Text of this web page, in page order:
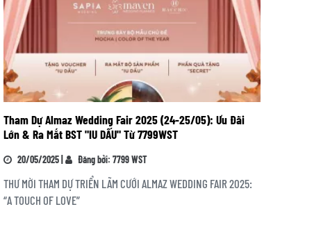
Tham Dự Almaz Wedding Fair 2025 (24-25/05): Ưu Đãi
Lớn & Ra Mắt BST "IU DẤU" Từ 7799WST
20/05/2025 | Đăng bởi: 7799 WST
THƯ MỜI THAM DỰ TRIỂN LÃM CƯỚI ALMAZ WEDDING FAIR 2025:
“A TOUCH OF LOVE”